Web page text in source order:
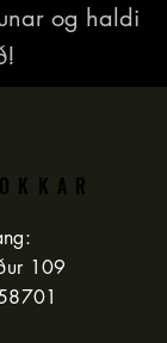
og haldi
109